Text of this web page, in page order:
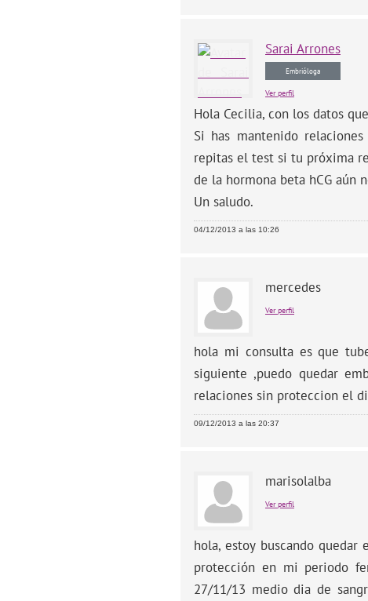
Sarai Arrones
Embrióloga
Ver perfil
Hola Cecilia, con los datos
Si has mantenido
repitas el test si tu próxima
de la hormona beta hCG aún
Un saludo.
04/12/2013 a las 10:26
mercedes
Ver perfil
hola mi consulta es que
siguiente ,puedo quedar
relaciones sin proteccion el
09/12/2013 a las 20:37
marisolalba
Ver perfil
hola, estoy buscando
protección en mi periodo
27/11/13 medio dia de